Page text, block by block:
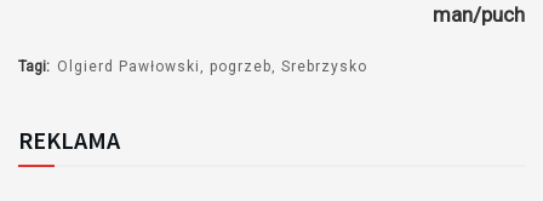
man/puch
Tagi: Olgierd Pawłowski pogrzeb Srebrzysko
REKLAMA